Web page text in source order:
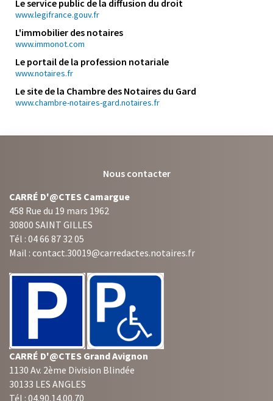
L'immobilier des notaires
www.immonot.com
Le portail de la profession notariale
Le site de la Chambre des Notaires du Gard
CARRÉ D'@CTES Camargue
458 Rue du 19 mars 1962
30800 SAINT GILLES
Tél : 04 66 87 32 05
Mail : contact.30019@carredactes.notaires.fr
CARRÉ D'@CTES Grand Avignon
1130 Av. 2ème Division Blindée
30133 LES ANGLES
Tél : 04.90.14.00.70
Mail : contact.30094@carredactes.notaires.fr